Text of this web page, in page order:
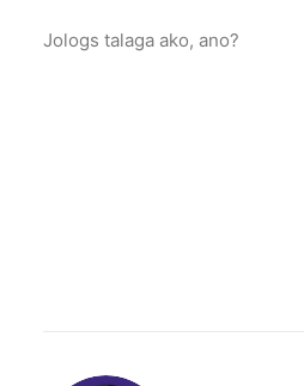
Jologs talaga ako, ano?